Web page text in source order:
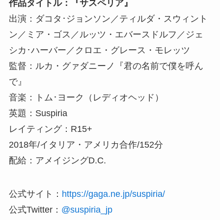
作品タイトル：『サスペリア』
出演：ダコタ･ジョンソン／ティルダ・スウィント
ン／ミア・ゴス／ルッツ・エバースドルフ／ジェ
シカ･ハーバー／クロエ・グレース・モレッツ
監督：ルカ・グァダニーノ『君の名前で僕を呼ん
で』
音楽：トム･ヨーク（レディオヘッド）
英題：Suspiria
レイティング：R15+
2018年/イタリア・アメリカ合作/152分
配給：アメイジングD.C.
公式サイト： https://gaga.ne.jp/suspiria/
公式Twitter： @suspiria_jp